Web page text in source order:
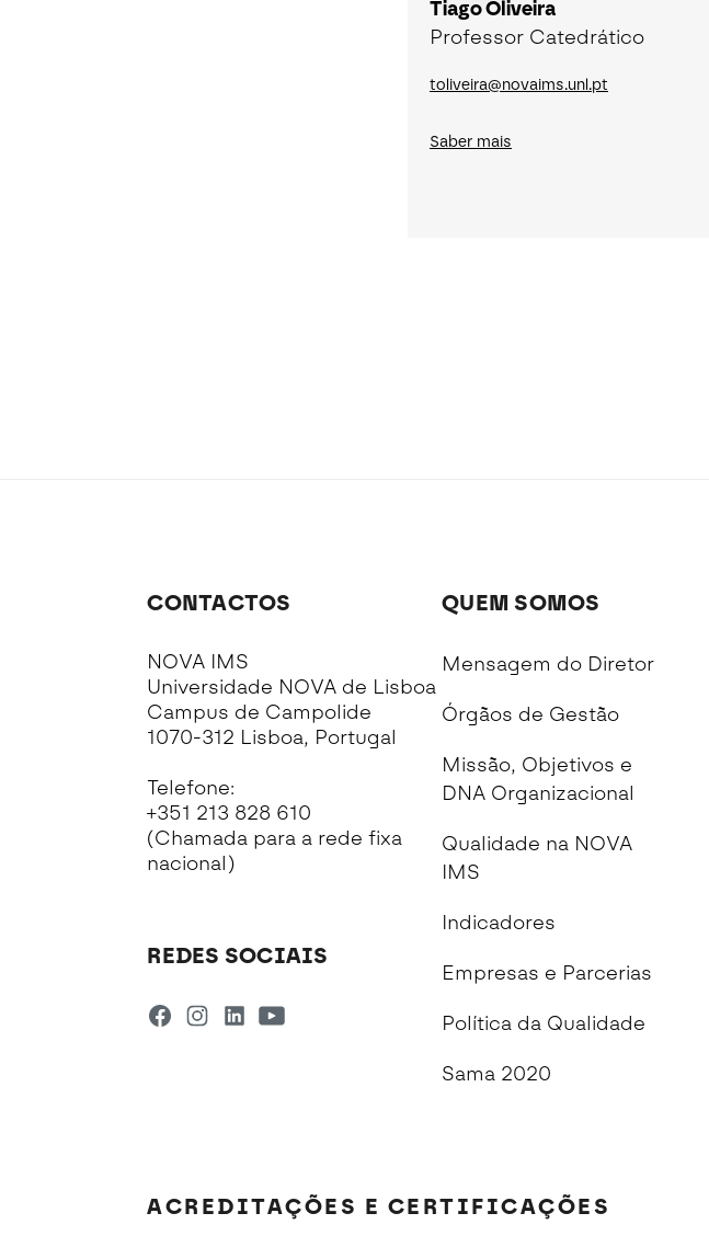
Tiago Oliveira
Professor Catedrático
toliveira@novaims.unl.pt
Saber mais
CONTACTOS
NOVA IMS
Universidade NOVA de Lisboa
Campus de Campolide
1070-312 Lisboa, Portugal
Telefone:
+351 213 828 610
(Chamada para a rede fixa
nacional)
REDES SOCIAIS
QUEM SOMOS
Mensagem do Diretor
Órgãos de Gestão
Missão, Objetivos e
DNA Organizacional
Qualidade na NOVA
IMS
Indicadores
Empresas e Parcerias
Política da Qualidade
Sama 2020
ACREDITAÇÕES E CERTIFICAÇÕES